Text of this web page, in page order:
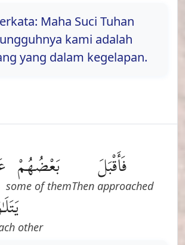
Maha Suci Tuhan
kami adalah
yang dalam kegelapan.
فَأَقْبَلَ
Then approached
بَعْضُهُمْ
some of them
other